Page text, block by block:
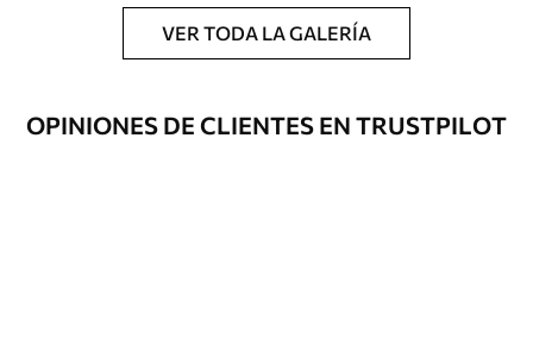
VER TODA LA GALERÍA
OPINIONES DE CLIENTES EN TRUSTPILOT